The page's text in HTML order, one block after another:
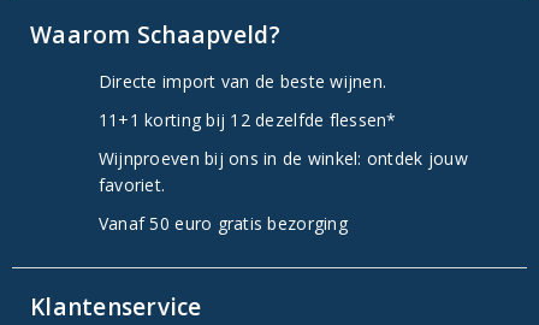
Waarom Schaapveld?
Directe import van de beste wijnen.
11+1 korting bij 12 dezelfde flessen*
Wijnproeven bij ons in de winkel: ontdek jouw
favoriet.
Vanaf 50 euro gratis bezorging
Klantenservice